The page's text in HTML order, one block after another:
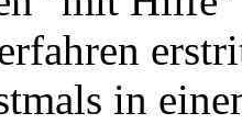
in